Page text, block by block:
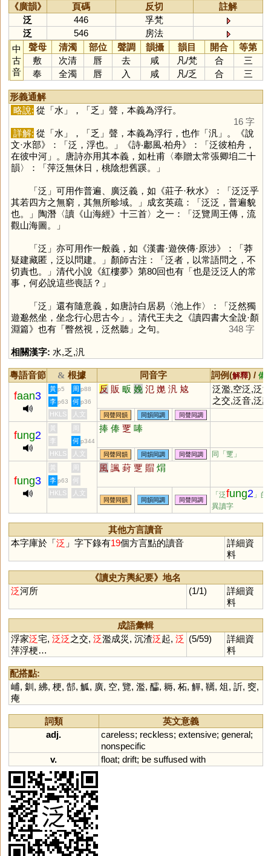
《廣韻》 頁碼 反切
註解
泛
446
孚梵
泛
546
房法
中
古
音
聲母 清濁 部位 聲調 韻攝 韻目 開合
等第
敷
次清 唇 去 咸 凡/梵 合
三
奉
全濁 唇 入 咸 凡/乏 合 三
形義通解
略說: 從「水」，「乏 」聲，本義為浮行。
16 字
詳解: 從「水」，「乏 」聲，本義為浮行，也作「汎」。《說
文·水部》：「泛，浮也。」《詩‧鄘風‧柏舟》：「泛彼柏舟，
在彼中河」。唐詩亦用其本義，如杜甫〈奉贈太常張卿垍二十
韻〉：「萍泛無休日，桃陰想舊蹊。」
「泛 」可用作普遍、廣泛義，如《莊子·秋水》：「泛泛乎
其若四方之無窮，其無所畛域。」成玄英疏：「泛泛，普遍貌
也。」陶潛〈讀《山海經》十三首〉之一：「泛覽周王傳，流
觀山海圖。」
「泛 」亦可用作一般義，如《漢書·遊俠傳·原涉》：「莽
疑建藏匿，泛以問建。」顏師古注：「泛者，以常語問之，不
切責也。」清代小說《紅樓夢》第80回也有「也是泛泛人的常
事，何必說這些喪話？」
「泛 」還有隨意義，如唐詩白居易〈池上作〉：「泛然獨
遊邈然坐，坐念行心思古今」。清代王夫之《讀四書大全說·顏
淵篇》也有「瞥然視，泛然聽」之句。
348 字
相關漢字: 水,乏,汎
粵語音節 & 根據 同音字 詞例(解釋) / 備
faan3
黃 p5 周 p88 反 販 畈 娩 氾 嬔 汎 奿
泛濫,空泛,泛泛
之交,泛音,泛論
李 p63 何 p36
HKLS 人文 同聲同韻 同韻同調 同聲同調
fung2
黃 周 捧 俸 覂 唪
李 何 p344
HKLS 人文 同聲同韻 同韻同調 同聲同調 同「覂 」
fung3
黃 周 風 諷 葑 覂 賵 焨
李 p63
何
HKLS
人文
同聲同韻 同韻同調 同聲同調
「泛fung2 」的
異讀字
其他方言讀音
本字庫於「泛 」字下錄有19個方言點的讀音
詳細資
料
《讀史方輿紀要》地名
泛河所 (1/1)
詳細資
料
成語彙輯
浮家泛宅, 泛泛之交, 泛濫成災, 沉渣泛起, 泛
萍浮梗…
(5/59)
詳細資
料
配搭點:
峬, 釧, 紼, 梗, 郜, 觚, 廣, 空, 覽, 濫, 醽, 耨, 柘, 觶, 韉, 俎, 訢, 窔,
痷
詞類
英文意義
adj.
careless; reckless; extensive; general;
nonspecific
v.
float; drift; be suffused with